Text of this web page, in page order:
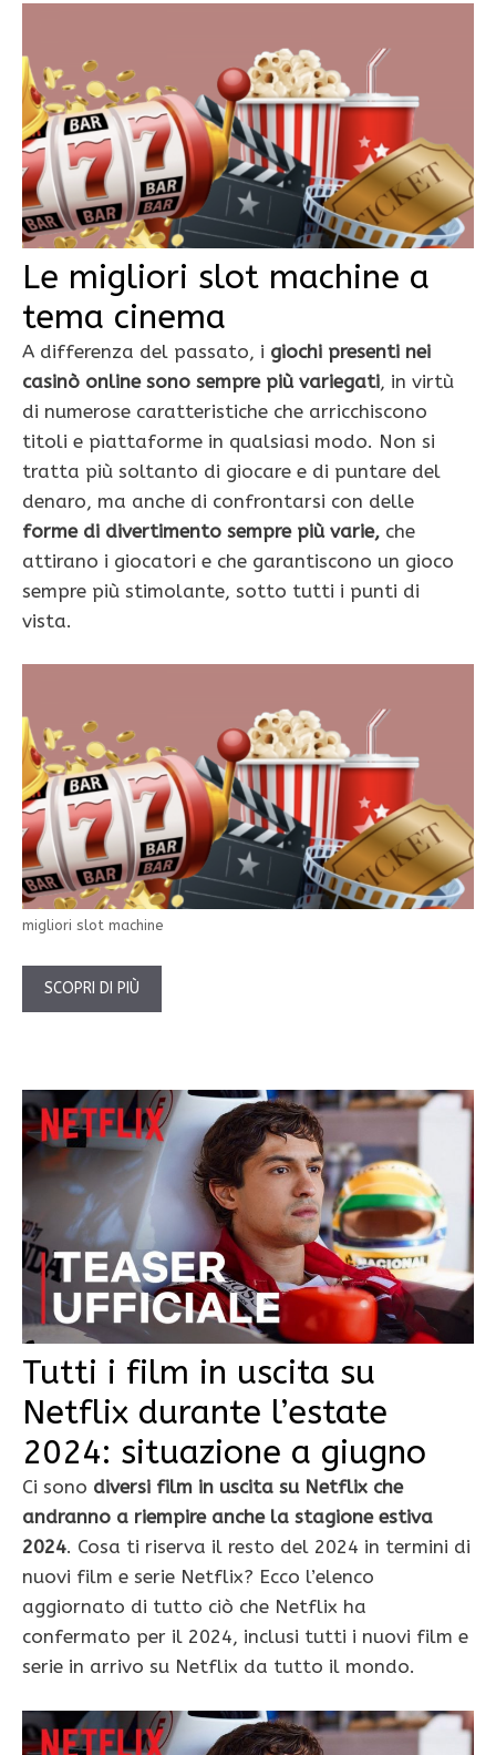
Le migliori slot machine a
tema cinema
A differenza del passato, i giochi presenti nei
casinò online sono sempre più variegati, in virtù
di numerose caratteristiche che arricchiscono
titoli e piattaforme in qualsiasi modo. Non si
tratta più soltanto di giocare e di puntare del
denaro, ma anche di confrontarsi con delle
forme di divertimento sempre più varie, che
attirano i giocatori e che garantiscono un gioco
sempre più stimolante, sotto tutti i punti di
vista.
migliori slot machine
SCOPRI DI PIÙ
Tutti i film in uscita su
Netflix durante l’estate
2024: situazione a giugno
Ci sono diversi film in uscita su Netflix che
andranno a riempire anche la stagione estiva
2024. Cosa ti riserva il resto del 2024 in termini di
nuovi film e serie Netflix? Ecco l’elenco
aggiornato di tutto ciò che Netflix ha
confermato per il 2024, inclusi tutti i nuovi film e
serie in arrivo su Netflix da tutto il mondo.